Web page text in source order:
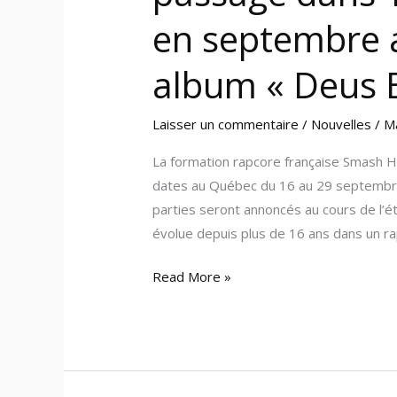
en septembre
album « Deus
Laisser un commentaire / Nouvelles /
La formation rapcore française Smash
dates au Québec du 16 au 29
parties seront annoncés au cours de
évolue depuis plus de 16 ans dans un
Read More »